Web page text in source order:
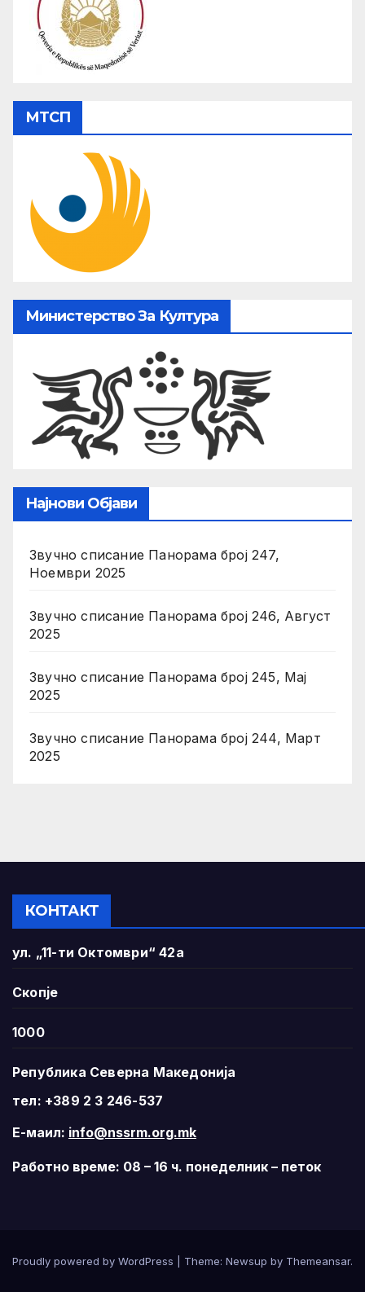
МТСП
Министерство За Култура
Најнови Објави
Звучно списание Панорама број 247,
Ноември 2025
Звучно списание Панорама број 246, Август
2025
Звучно списание Панорама број 245, Мај
2025
Звучно списание Панорама број 244, Март
2025
КОНТАКТ
ул. „11-ти Октомври“ 42а
Скопје
1000
Република Северна Македонија
тел: +389 2 3 246-537
Е-маил: info@nssrm.org.mk
Работно време: 08 – 16 ч. понеделник – петок
Proudly powered by WordPress Theme: Newsup by Themeansar.